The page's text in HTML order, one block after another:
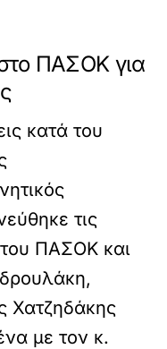
ΠΑΣΟΚ για
κατά του
τις
του ΠΑΣΟΚ και
Χατζηδάκης
με τον κ.